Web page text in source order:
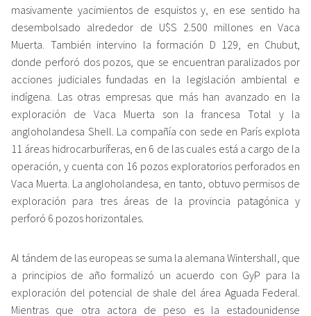
masivamente yacimientos de esquistos y, en ese sentido ha
desembolsado alrededor de U$S 2.500 millones en Vaca
Muerta. También intervino la formación D 129, en Chubut,
donde perforó dos pozos, que se encuentran paralizados por
acciones judiciales fundadas en la legislación ambiental e
indígena. Las otras empresas que más han avanzado en la
exploración de Vaca Muerta son la francesa Total y la
angloholandesa Shell. La compañía con sede en París explota
11 áreas hidrocarburíferas, en 6 de las cuales está a cargo de la
operación, y cuenta con 16 pozos exploratorios perforados en
Vaca Muerta. La angloholandesa, en tanto, obtuvo permisos de
exploración para tres áreas de la provincia patagónica y
perforó 6 pozos horizontales.
Al tándem de las europeas se suma la alemana Wintershall, que
a principios de año formalizó un acuerdo con GyP para la
exploración del potencial de shale del área Aguada Federal.
Mientras que otra actora de peso es la estadounidense